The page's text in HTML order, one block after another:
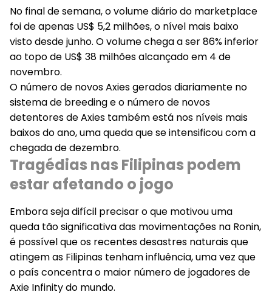
No final de semana, o volume diário do marketplace
foi de apenas US$ 5,2 milhões, o nível mais baixo
visto desde junho. O volume chega a ser 86% inferior
ao topo de US$ 38 milhões alcançado em 4 de
novembro.
O número de novos Axies gerados diariamente no
sistema de breeding e o número de novos
detentores de Axies também está nos níveis mais
baixos do ano, uma queda que se intensificou com a
chegada de dezembro.
Tragédias nas Filipinas podem
estar afetando o jogo
Embora seja difícil precisar o que motivou uma
queda tão significativa das movimentações na Ronin,
é possível que os recentes desastres naturais que
atingem as Filipinas tenham influência, uma vez que
o país concentra o maior número de jogadores de
Axie Infinity do mundo.